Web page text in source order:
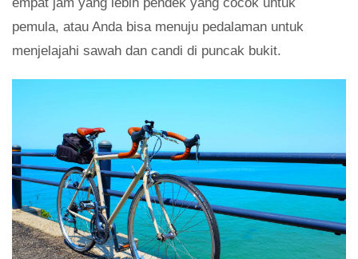
pemula, atau Anda bisa menuju pedalaman untuk
menjelajahi sawah dan candi di puncak bukit.